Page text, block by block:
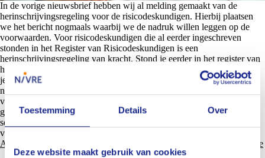
Toestemming Details Over
Deze website maakt gebruik van cookies
In de vorige nieuwsbrief hebben wij al melding gemaakt van de
herinschrijvingsregeling voor de risicodeskundigen. Hierbij plaatsen
we het bericht nogmaals waarbij we de nadruk willen leggen op de
voorwaarden. Voor risicodeskundigen die al eerder ingeschreven
stonden in het Register van Risicodeskundigen is een
herinschrijvingsregeling van kracht. Stond je eerder in het register van
het NIVRE ingeschreven en heb je je uitgeschreven in 2018, dan kan
je gebruik maken van de herinschrijvingsregeling. Dit houdt in dat je,
nadat je een formulier herinschrijving hebt ingestuurd, niet hoeft te
voldoen aan de nieuwe vereisten. Je hoeft bovendien in het jaar 2025
geen inschrijfgeld te betalen én je kan gratis deelnemen aan het
seminar dat op 2 december plaatsvindt. Vul onderstaand formulier in
voor aanmelding herinschrijving.
Aanvraagformulier herinschrijving NIVRE Register-Risicodeskundige